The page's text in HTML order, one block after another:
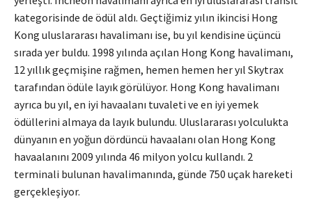
kategorisinde de ödül aldı. Geçtiğimiz yılın ikincisi Hong
Kong uluslararası havalimanı ise, bu yıl kendisine üçüncü
sırada yer buldu. 1998 yılında açılan Hong Kong havalimanı,
12 yıllık geçmişine rağmen, hemen hemen her yıl Skytrax
tarafından ödüle layık görülüyor. Hong Kong havalimanı
ayrıca bu yıl, en iyi havaalanı tuvaleti ve en iyi yemek
ödüllerini almaya da layık bulundu. Uluslararası yolculukta
dünyanın en yoğun dördüncü havaalanı olan Hong Kong
havaalanını 2009 yılında 46 milyon yolcu kullandı. 2
terminali bulunan havalimanında, günde 750 uçak hareketi
gerçekleşiyor.